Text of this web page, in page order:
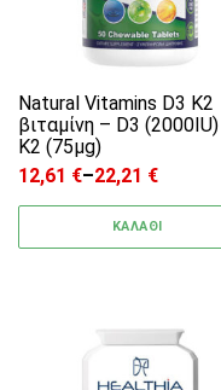
Natural Vitamins D3 K2
βιταμίνη – D3
K2 (75μg)
12,61 €–22,21 €
Price range: 12,61 €
ΚΑΛΑΘΙ